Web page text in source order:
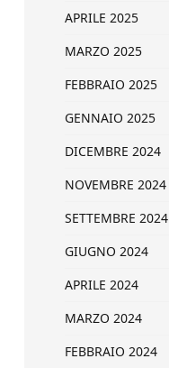
APRILE 2025
MARZO 2025
FEBBRAIO 2025
GENNAIO 2025
DICEMBRE 2024
NOVEMBRE 2024
SETTEMBRE 2024
GIUGNO 2024
APRILE 2024
MARZO 2024
FEBBRAIO 2024